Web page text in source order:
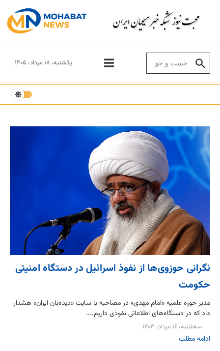
یکشنبه، ۱۸ مرداد، ۱۴۰۵
نگرانی حوزوی‌ها از نفوذ اسرائیل در دستگاه امنیتی
حکومت
مدیر حوزه علمیه «امام مهدی» در مصاحبه با سایت «دیده‌بان ایران» هشدار
داد که در دستگاه‌های اطلاعاتی نفوذی داریم....
سه‌شنبه، ۱۶ مرداد، ۱۴۰۳
ادامه مطلب